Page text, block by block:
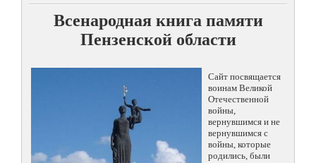
Всенародная книга памяти
Пензенской области
Сайт посвящается
воинам Великой
Отечественной
войны,
вернувшимся и не
вернувшимся с
войны, которые
родились, были